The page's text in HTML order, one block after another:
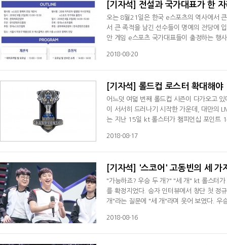
[기자석] 전설과 국가대표가 한
오는 8월21일은 한국 e스포츠의 역사에서 큰 의미를 갖는 날로 기록될 것이다. 대한민국 e스포츠 20년사를 되돌아보면
서 큰 족적을 남긴 선수들이 명예의 전당에
안 게임 e스포츠 국가대표들이 출정하는 행
르타-팔렘방 아시안 게임에 출전하는 e스포
2018-08-20
[기자석] 롤드컵 로스터 확대해야
어느덧 여덟 번째 롤드컵 시즌이 다가오고
이 서서히 드러나기 시작한 가운데, 대만의
는 지난 15일 kt 롤스터가 챔피언십 포인트
념이 완벽히 무너졌다. 그야말로 대혼돈의
2018-08-17
[기자석] '스코어' 고동빈의 세 가
"가능하죠? 우승 두 개?" "세 개" kt 롤스터
를 확정지었다. 승자 인터뷰에서 창단 첫 정
개"라는 질문에 "세 개"라며 웃어 보였다. 우
출전 기록을 달성하기도 했다. 고동빈은
2018-08-16